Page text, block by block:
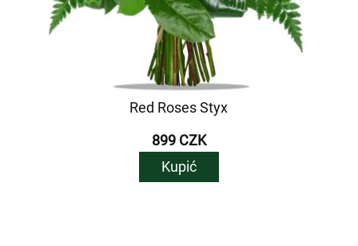
Red Roses Styx
899 CZK
Kupić